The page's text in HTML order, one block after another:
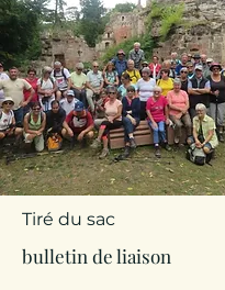
Tiré du sac
bulletin de liaison